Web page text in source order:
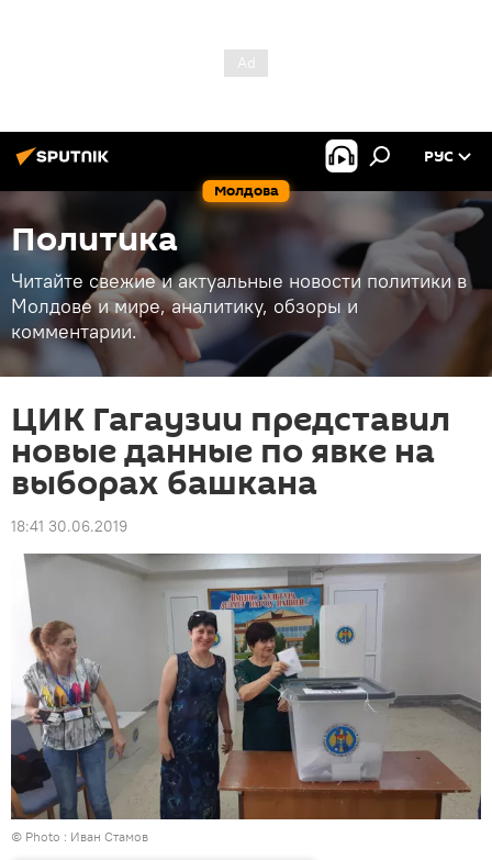
Молдова
РУС
Политика
Читайте свежие и актуальные новости политики в
Молдове и мире, аналитику, обзоры и
комментарии.
ЦИК Гагаузии представил
новые данные по явке на
выборах башкана
18:41 30.06.2019
© Photo : Иван Стамов